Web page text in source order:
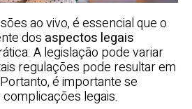
ao vivo, é essencial que o
dos aspectos legais
A legislação pode variar
regulações pode resultar em
é importante se
legais.